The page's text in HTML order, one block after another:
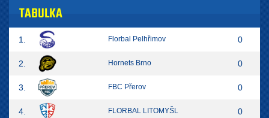
TABULKA
1. Florbal Pelhřimov 0
2. Hornets Brno 0
3. FBC Přerov 0
4. FLORBAL LITOMYŠL 0